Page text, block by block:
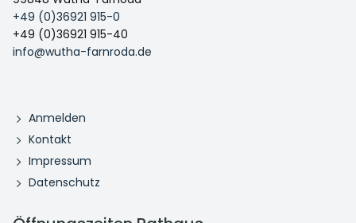
+49 (0)36921 915-0
+49 (0)36921 915-40
info@wutha-farnroda.de
Anmelden
Kontakt
Impressum
Datenschutz